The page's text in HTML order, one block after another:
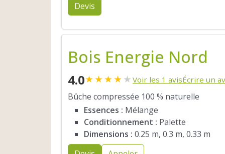
Devis
Bois Energie Nord
4.0★★★★★ Voir les 1 avisÉcrire un
Bûche compressée 100 % naturelle
Essences : Mélange
Conditionnement : Palette
Dimensions : 0.25 m, 0.3 m, 0.33 m